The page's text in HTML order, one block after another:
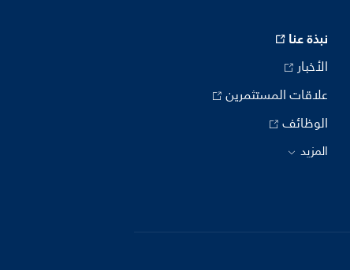
نبذة عنا
الأخبار
علاقات المستثمرين
الوظائف
المزيد